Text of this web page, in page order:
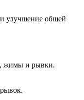
улучшение общей
жимы и рывки.